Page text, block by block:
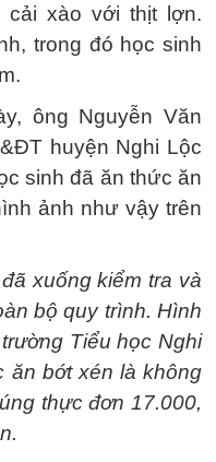
xào với thịt lợn.
trong đó học sinh
ông Nguyễn Văn
huyện Nghi Lộc
sinh đã ăn thức ăn
ảnh như vậy trên
xuống kiểm tra và
bộ quy trình. Hình
Tiểu học Nghi
ăn bớt xén là không
thực đơn 17.000,